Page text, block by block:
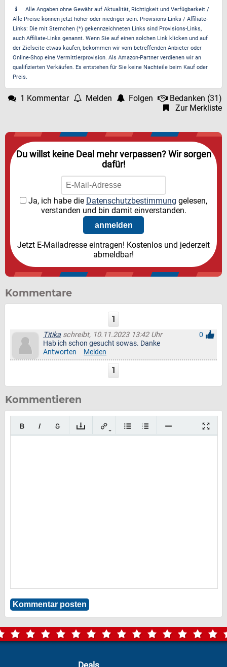
Alle Angaben ohne Gewähr auf Aktualität, Richtigkeit und Verfügbarkeit /
Alle Preise können jetzt höher oder niedriger sein. Provisions-Links / Affiliate-
Links: Die mit Sternchen (*) gekennzeichneten Links sind Provisions-Links,
auch Affiliate-Links genannt. Wenn Sie auf einen solchen Link klicken und auf
der Zielseite etwas kaufen, bekommen wir vom betreffenden Anbieter oder
Online-Shop eine Vermittlerprovision. Als Amazon-Partner verdienen wir an
qualifizierten Verkäufen. Es entstehen für Sie keine Nachteile beim Kauf oder
Preis.
1 Kommentar Melden Folgen Bedanken (31)
Zur Merkliste
Du willst keine Deal mehr verpassen? Wir sorgen
dafür!
Ja, ich habe die Datenschutzbestimmung gelesen,
verstanden und bin damit einverstanden.
Jetzt E-Mailadresse eintragen! Kostenlos und jederzeit
abmeldbar!
Kommentare
1
Titika schreibt, 10.11.2023 13:42 Uhr
0
Hab ich schon gesucht sowas. Danke
Antworten
Melden
1
Kommentieren
Deals